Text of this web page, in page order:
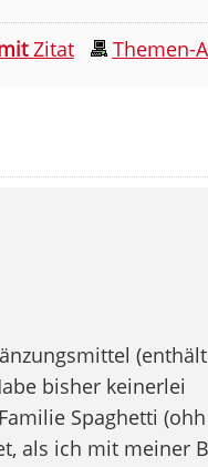
Zitat Themen-
(enthält
bisher keinerlei
Spaghetti (ohh
als ich mit meiner